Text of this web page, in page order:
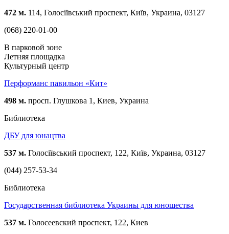
472 м. 114, Голосіївський проспект, Київ, Украина, 03127
(068) 220-01-00
В парковой зоне
Летняя площадка
Культурный центр
Перформанс павильон «Кит»
498 м. просп. Глушкова 1, Киев, Украина
Библиотека
ДБУ для юнацтва
537 м. Голосіївський проспект, 122, Київ, Украина, 03127
(044) 257-53-34
Библиотека
Государственная библиотека Украины для юношества
537 м. Голосеевский проспект, 122, Киев